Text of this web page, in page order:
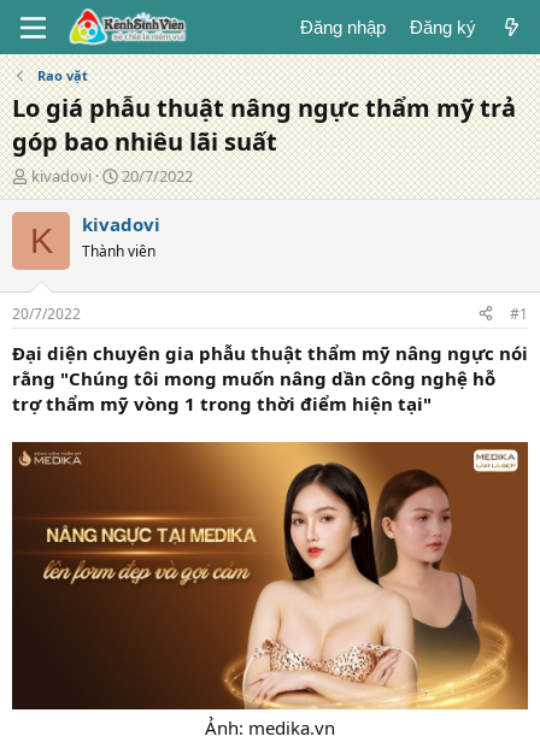
Đăng nhập Đăng ký
Rao vặt
Lo giá phẫu thuật nâng ngực thẩm mỹ trả
góp bao nhiêu lãi suất
T
á
c
g
ả
kivadovi
N
g
à
đ
g
20/7/2022
K kivadovi
Thành viên
20/7/2022 #1
Đại diện chuyên gia phẫu thuật thẩm mỹ nâng ngực nói
rằng "Chúng tôi mong muốn nâng dần công nghệ hỗ
trợ thẩm mỹ vòng 1 trong thời điểm hiện tại"
Ảnh: medika.vn​